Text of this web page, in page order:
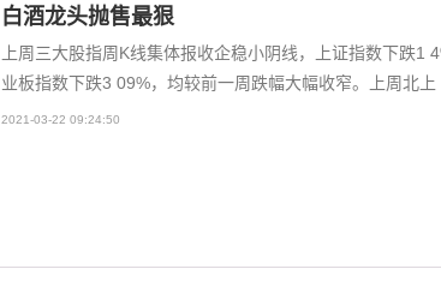
白酒龙头抛售最狠
上周三大股指周K线集体报收企稳小阴线，上证指数下跌1
业板指数下跌3 09%，均较前一周跌幅大幅收窄。上周北上
2021-03-22 09:24:50